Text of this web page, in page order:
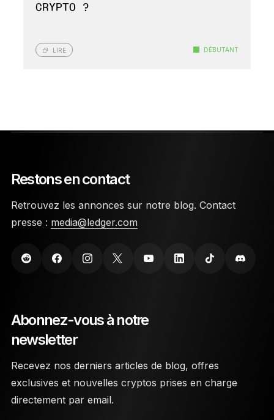
CRYPTO ?
LIRE DÉBUTANT
Restons en contact
Retrouvez les annonces sur notre blog. Contact
presse : media@ledger.com
Abonnez-vous à notre
newsletter
Recevez nos derniers articles de blog, offres
exclusives et nouvelles cryptos prises en charge
directement par email.